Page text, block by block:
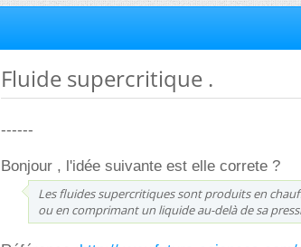
Fluide supercritique .
------
Bonjour , l'idée suivante est elle correte ?
Les fluides supercritiques sont produits en
ou en comprimant un liquide au-delà de sa